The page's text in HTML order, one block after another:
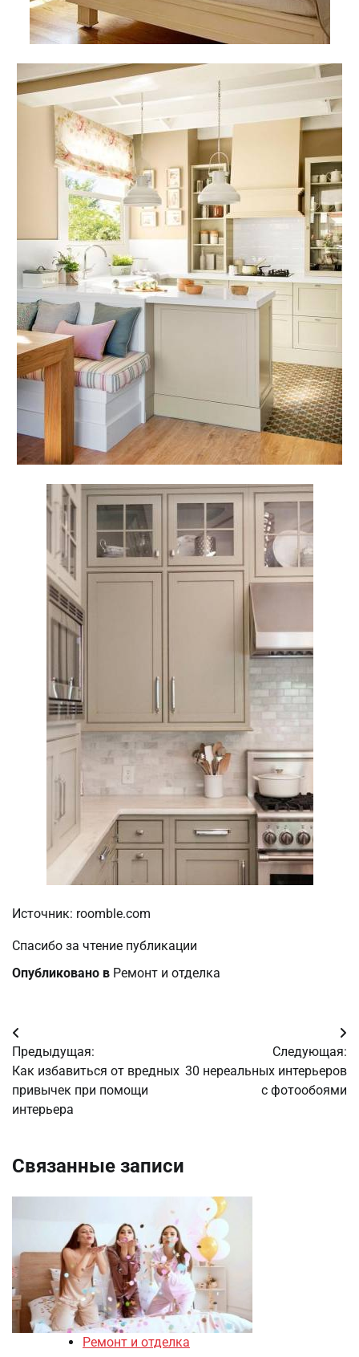
Источник: roomble.com
Спасибо за чтение публикации
Опубликовано в Ремонт и отделка
Навигация
по
записям
Предыдущая:
Как избавиться от вредных
привычек при помощи
интерьера
Следующая:
30 нереальных интерьеров
с фотообоями
Связанные записи
Ремонт и отделка